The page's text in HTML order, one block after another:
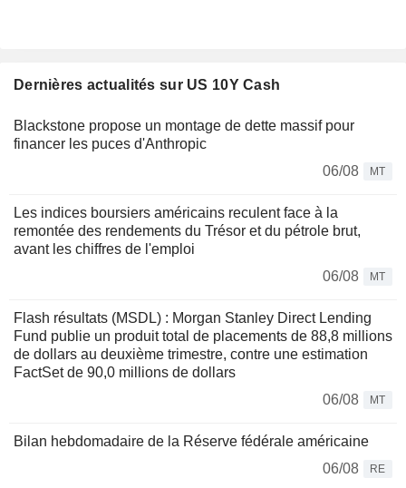
Dernières actualités sur US 10Y Cash
Blackstone propose un montage de dette massif pour
financer les puces d'Anthropic
06/08
MT
Les indices boursiers américains reculent face à la
remontée des rendements du Trésor et du pétrole brut,
avant les chiffres de l'emploi
06/08
MT
Flash résultats (MSDL) : Morgan Stanley Direct Lending
Fund publie un produit total de placements de 88,8 millions
de dollars au deuxième trimestre, contre une estimation
FactSet de 90,0 millions de dollars
06/08
MT
Bilan hebdomadaire de la Réserve fédérale américaine
06/08
RE